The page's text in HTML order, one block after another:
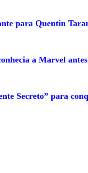
para Quentin
a Marvel
Secreto” para